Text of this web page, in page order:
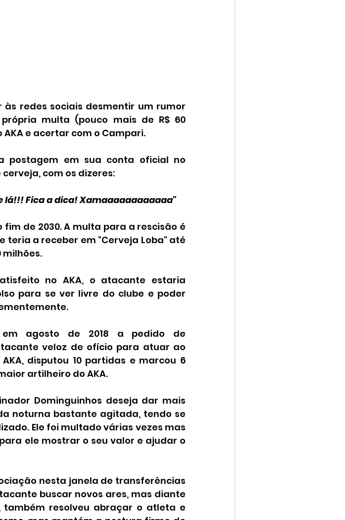
redes sociais desmentir um rumor
multa (pouco mais de R$ 60
e acertar com o Campari.
postagem em sua conta oficial no
com os dizeres:
lá!!! Fica a dica! Xamaaaaaaaaaaaa"
de 2030. A multa para a rescisão é
teria a receber em "Cerveja Loba" até
milhões.
no AKA, o atacante estaria
para se ver livre do clube e poder
agosto de 2018 a pedido de
veloz de ofício para atuar ao
disputou 10 partidas e marcou 6
artilheiro do AKA.
Dominguinhos deseja dar mais
noturna bastante agitada, tendo se
Ele foi multado várias vezes mas
ele mostrar o seu valor e ajudar o
nesta janela de transferências
buscar novos ares, mas diante
também resolveu abraçar o atleta e